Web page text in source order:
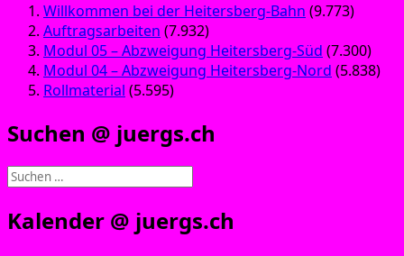
Willkommen bei der Heitersberg-Bahn (9.773)
Auftragsarbeiten (7.932)
Modul 05 – Abzweigung Heitersberg-Süd (7.300)
Modul 04 – Abzweigung Heitersberg-Nord (5.838)
Rollmaterial (5.595)
Suchen @ juergs.ch
Suchen
Kalender @ juergs.ch